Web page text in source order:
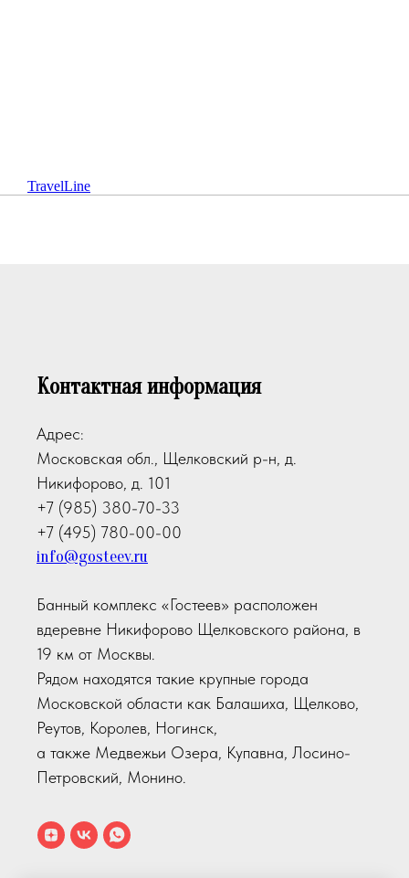
TravelLine
Контактная информация
Адрес:
Московская обл., Щелковский р-н, д.
Никифорово, д. 101
+7 (985) 380-70-33
+7 (495) 780-00-00
info@gosteev.ru
Банный комплекс «Гостеев» расположен
вдеревне Никифорово Щелковского района, в
19 км от Москвы.
Рядом находятся такие крупные города
Московской области как Балашиха, Щелково,
Реутов, Королев, Ногинск,
а также Медвежьи Озера, Купавна, Лосино-
Петровский, Монино.